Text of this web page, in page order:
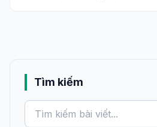
Tìm kiếm